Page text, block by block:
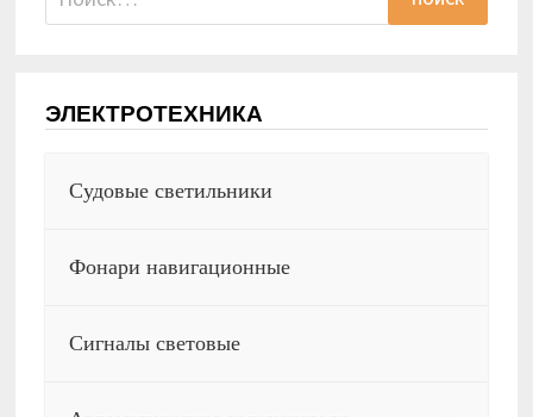
ЭЛЕКТРОТЕХНИКА
Судовые светильники
Фонари навигационные
Сигналы световые